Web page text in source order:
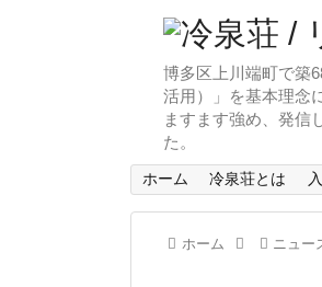
博多区上川端町で築
活用）」を基本理念
ますます強め、発信
た。
ホーム 冷泉荘とは
ホーム ニュー